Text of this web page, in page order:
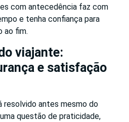
com antecedência faz com
e tenha confiança para
ao fim.
viajante:
e satisfação
resolvido antes mesmo do
questão de praticidade,